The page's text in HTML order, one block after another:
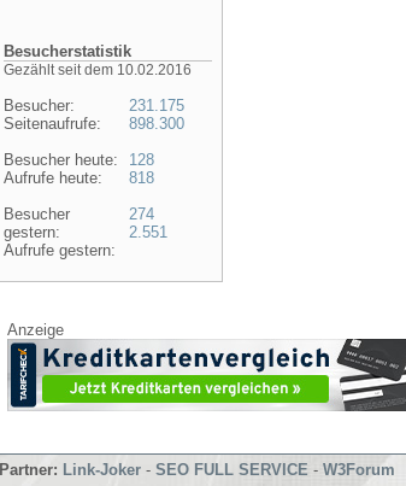
Besucherstatistik
Gezählt seit dem 10.02.2016
Besucher:
Seitenaufrufe:
Besucher heute:
Aufrufe heute:
Besucher
gestern:
Aufrufe gestern:
231.175
898.300
128
818
274
2.551
Anzeige
Partner: Link-Joker - SEO FULL SERVICE - W3Forum